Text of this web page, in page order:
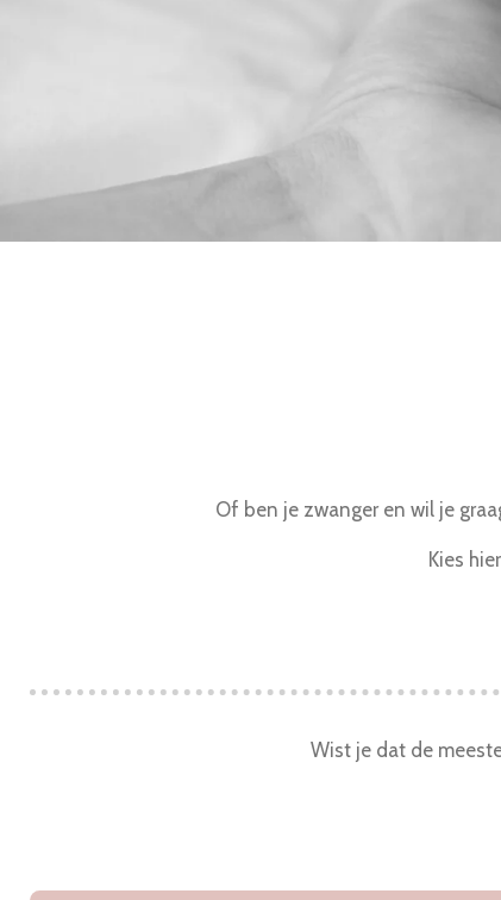
Of ben je zwanger en wil je
Kies
Wist je dat de